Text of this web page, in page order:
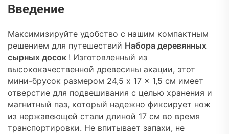
Введение
Максимизируйте удобство с нашим компактным
решением для путешествий Набора деревянных
сырных досок ! Изготовленный из
высококачественной древесины акации, этот
мини-брусок размером 24,5 x 17 x 1,5 см имеет
отверстие для подвешивания с целью хранения и
магнитный паз, который надежно фиксирует нож
из нержавеющей стали длиной 17 см во время
транспортировки. Не впитывает запахи, не